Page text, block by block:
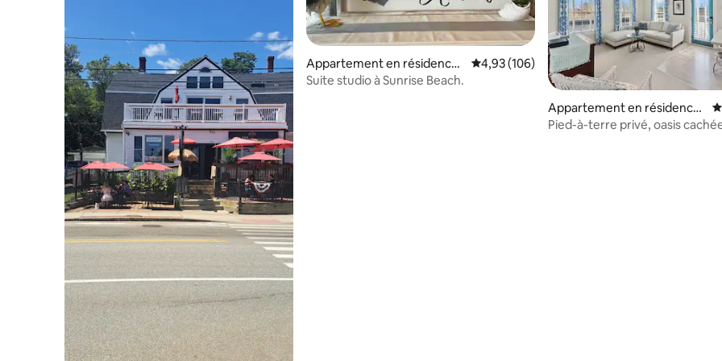
Appartement en résidence ⋅
Marshfield
Évaluation moyenne sur la base de 106
4,93 (106)
Suite studio à Sunrise Beach.
Appartement en résidence
⋅ Chatham
Pied-à-terre privé, oasis